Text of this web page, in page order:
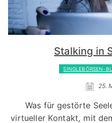
Stalking in
SINGLEBÖRSEN-
25.
Was für gestörte
virtueller Kontakt, mit